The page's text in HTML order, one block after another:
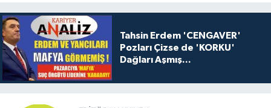
Tahsin Erdem 'CENGAVER'
Pozları Çizse de 'KORKU'
Dağları Aşmış...